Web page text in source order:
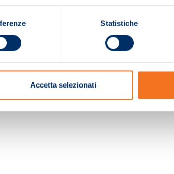
Statistiche
Accetta selezionati
01680210505 – R.E.A. n.155974 - Cap.Soc. €